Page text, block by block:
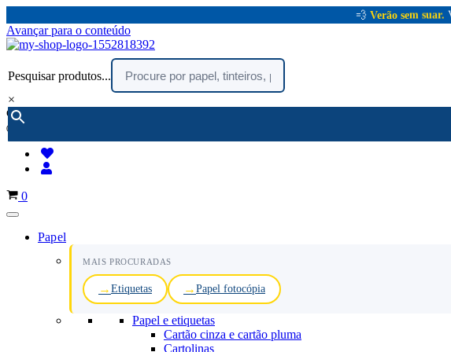
💨 Verão sem suar.
Avançar para o conteúdo
Pesquisar produtos...
×
encomendar por telefone :
(chamada rede fixa nacional)
Carrinho
0
Papel
MAIS PROCURADAS
Etiquetas Papel fotocópia
Papel e etiquetas
Cartão cinza e cartão pluma
Cartolinas